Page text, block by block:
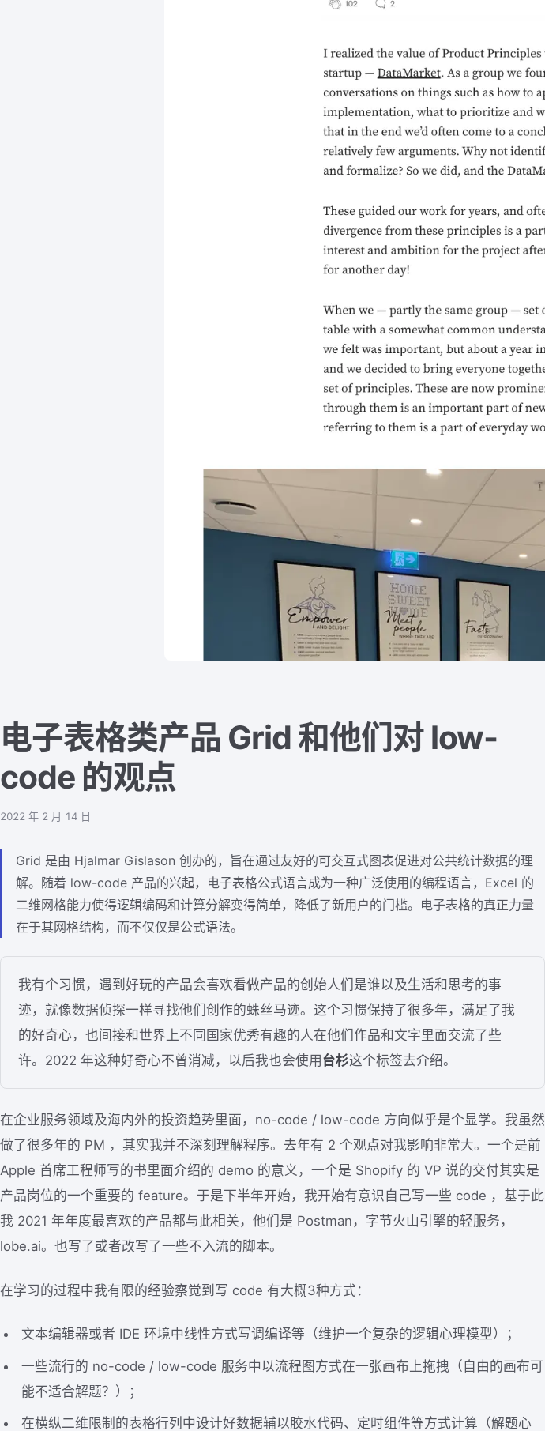
电子表格类产品 Grid 和他们对 low-
code 的观点
2022 年 2 月 14 日
Grid 是由 Hjalmar Gislason 创办的，旨在通过友好的可交互式图表促进对公共统计数据的理
解。随着 low-code 产品的兴起，电子表格公式语言成为一种广泛使用的编程语言，Excel 的
二维网格能力使得逻辑编码和计算分解变得简单，降低了新用户的门槛。电子表格的真正力量
在于其网格结构，而不仅仅是公式语法。
我有个习惯，遇到好玩的产品会喜欢看做产品的创始人们是谁以及生活和思考的事
迹，就像数据侦探一样寻找他们创作的蛛丝马迹。这个习惯保持了很多年，满足了我
的好奇心，也间接和世界上不同国家优秀有趣的人在他们作品和文字里面交流了些
许。2022 年这种好奇心不曾消减，以后我也会使用 台杉这个标签去介绍。
在企业服务领域及海内外的投资趋势里面，no-code / low-code 方向似乎是个显学。我虽然
做了很多年的 PM ，其实我并不深刻理解程序。去年有 2 个观点对我影响非常大。一个是前
Apple 首席工程师写的书里面介绍的 demo 的意义，一个是 Shopify 的 VP 说的交付其实是
产品岗位的一个重要的 feature。于是下半年开始，我开始有意识自己写一些 code ，基于此
我 2021 年年度最喜欢的产品都与此相关，他们是 Postman，字节火山引擎的轻服务，
lobe.ai。也写了或者改写了一些不入流的脚本。
在学习的过程中我有限的经验察觉到写 code 有大概3种方式：
文本编辑器或者 IDE 环境中线性方式写调编译等（维护一个复杂的逻辑心理模型）；
一些流行的 no-code / low-code 服务中以流程图方式在一张画布上拖拽（自由的画布可
能不适合解题？）；
在横纵二维限制的表格行列中设计好数据辅以胶水代码、定时组件等方式计算（解题心